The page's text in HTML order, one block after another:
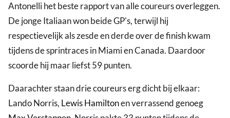
Antonelli het beste rapport van alle coureurs overleggen.
De jonge Italiaan won beide GP's, terwijl hij
respectievelijk als zesde en derde over de finish kwam
tijdens de sprintraces in Miami en Canada. Daardoor
scoorde hij maar liefst 59 punten.
Daarachter staan drie coureurs erg dicht bij elkaar:
Lando Norris, Lewis Hamiltonen verrassend genoeg